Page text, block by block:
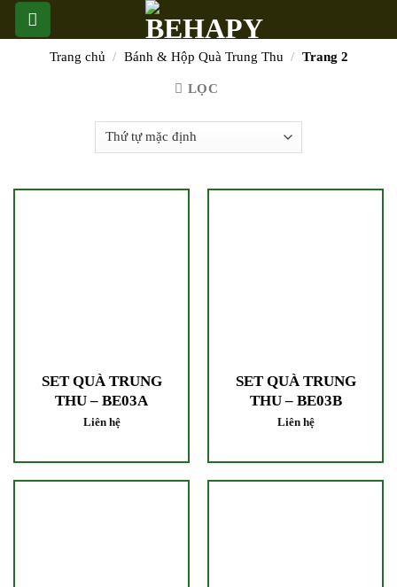
Trang chủ / Bánh & Hộp Quà Trung Thu / Trang 2
LỌC
SET QUÀ TRUNG
THU – BE03A
Liên hệ
SET QUÀ TRUNG
THU – BE03B
Liên hệ